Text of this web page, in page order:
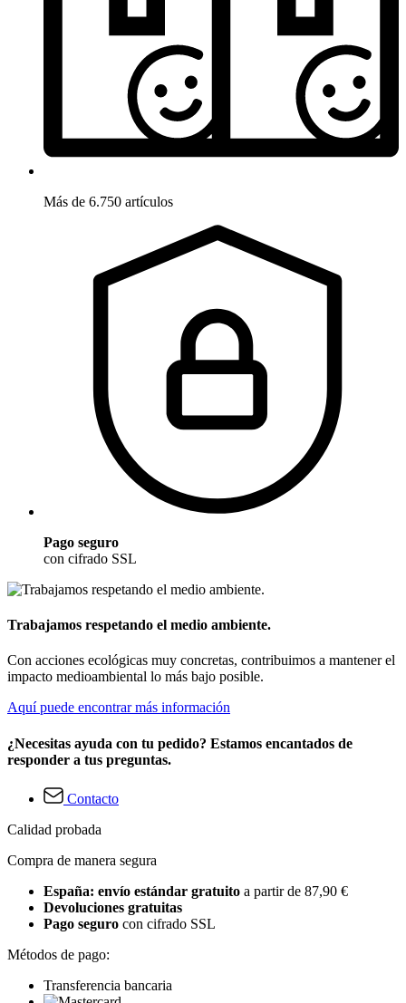
Más de 6.750 artículos
Pago seguro
con cifrado SSL
Trabajamos respetando el medio ambiente.
Con acciones ecológicas muy concretas, contribuimos a mantener el
impacto medioambiental lo más bajo posible.
Aquí puede encontrar más información
¿Necesitas ayuda con tu pedido? Estamos encantados de
responder a tus preguntas.
Contacto
Calidad probada
Compra de manera segura
España: envío estándar gratuito a partir de 87,90 €
Devoluciones gratuitas
Pago seguro con cifrado SSL
Métodos de pago:
Transferencia bancaria